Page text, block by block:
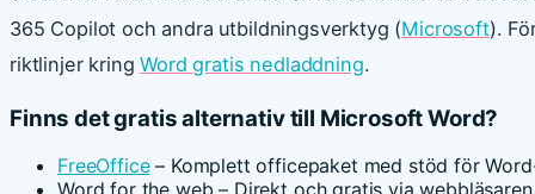
365 Copilot och andra utbildningsverktyg (Microsoft).
riktlinjer kringWord gratis nedladdning.
Finns det gratis alternativ till Microsoft Word?
FreeOffice– Komplett officepaket med stöd för